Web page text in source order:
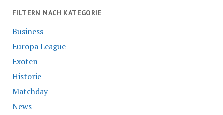
FILTERN NACH KATEGORIE
Business
Europa League
Exoten
Historie
Matchday
News